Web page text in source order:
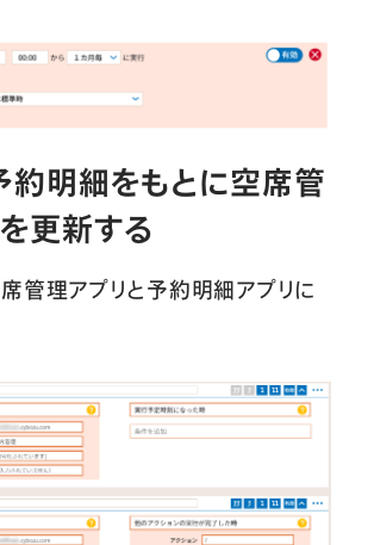
約明細をもとに空席管
更新する
席管理アプリと予約明細アプリに